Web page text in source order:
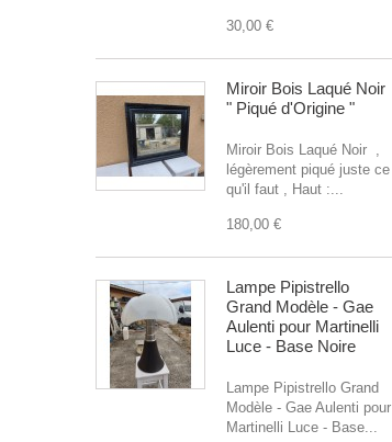
30,00 €
Miroir Bois Laqué Noir
" Piqué d'Origine "
Miroir Bois Laqué Noir ,
légèrement piqué juste ce
qu'il faut , Haut :...
180,00 €
Lampe Pipistrello
Grand Modèle - Gae
Aulenti pour Martinelli
Luce - Base Noire
Lampe Pipistrello Grand
Modèle - Gae Aulenti pour
Martinelli Luce - Base...